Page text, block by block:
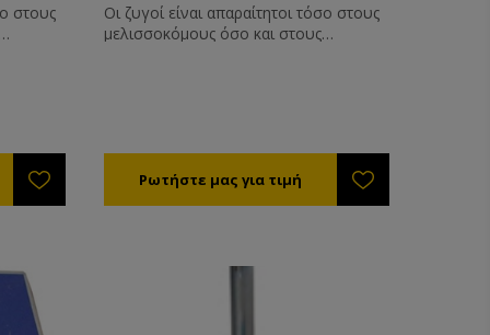
στους
Οι ζυγοί είναι απαραίτητοι τόσο στους
μελισσοκόμους όσο και στους